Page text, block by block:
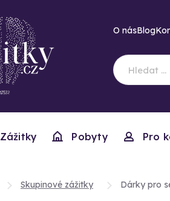
O násBlog
Zážitky Pobyty Pro
Skupinové zážitky Dárky pro